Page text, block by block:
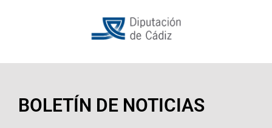
BOLETÍN DE NOTICIAS